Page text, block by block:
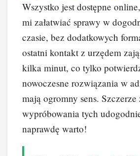
Wszystko jest dostępne
mi załatwiać sprawy w
czasie, bez dodatkowych
ostatni kontakt z urzędem
kilka minut, co tylko
nowoczesne rozwiązania w
mają ogromny sens. Szczerze
wypróbowania tych
naprawdę warto!